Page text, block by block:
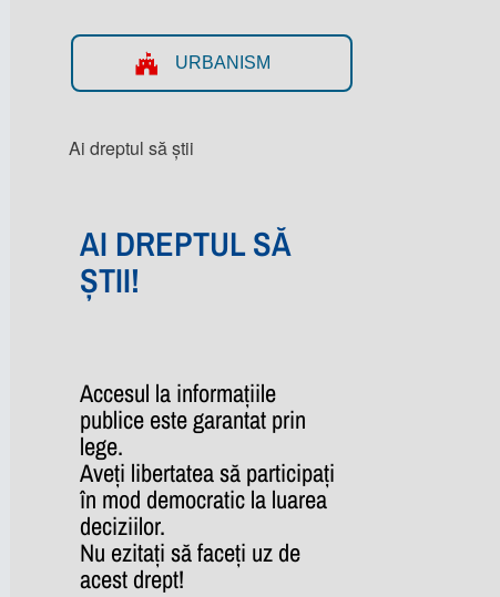
URBANISM
Ai dreptul să știi
AI DREPTUL SĂ
ȘTII!
Accesul la informațiile
publice este garantat prin
lege.
Aveți libertatea să participați
în mod democratic la luarea
deciziilor.
Nu ezitați să faceți uz de
acest drept!